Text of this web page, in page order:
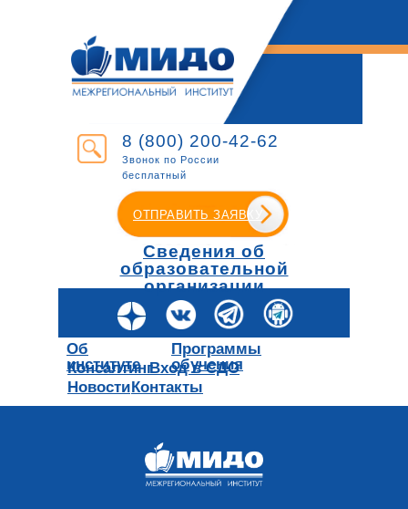
8 (800) 200-42-62
Звонок по России
бесплатный
ОТПРАВИТЬ ЗАЯВКУ
Сведения об
образовательной
организации
Об
институте
Программы
обучения
Консалтинг
Новости
Вход в СДО
Контакты